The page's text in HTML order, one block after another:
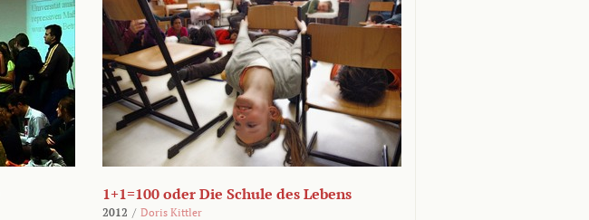
1+1=100 oder Die Schule des Lebens
2012 / Doris Kittler